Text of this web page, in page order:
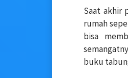
Saat akhir
rumah
bisa
buku